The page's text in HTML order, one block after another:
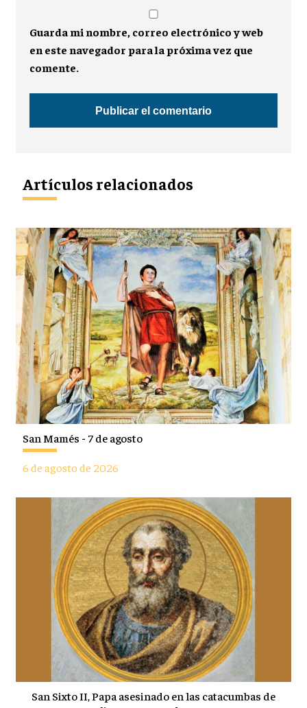
Guarda mi nombre, correo electrónico y web
en este navegador para la próxima vez que
comente.
Artículos relacionados
San Mamés - 7 de agosto
6 de agosto de 2026
San Sixto II, Papa asesinado en las catacumbas de